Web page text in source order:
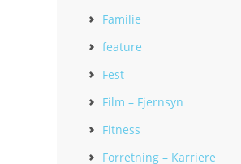
Familie
feature
Fest
Film – Fjernsyn
Fitness
Forretning – Karriere